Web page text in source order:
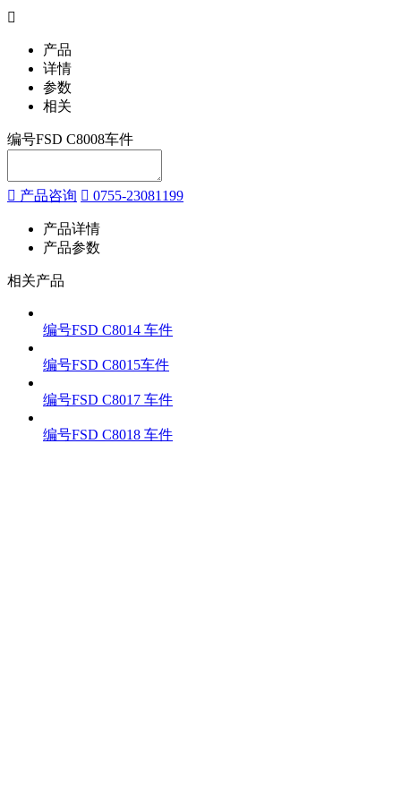
产品
详情
参数
相关
编号FSD C8008车件
产品咨询 0755-23081199
产品详情
产品参数
相关产品
编号FSD C8014 车件
编号FSD C8015车件
编号FSD C8017 车件
编号FSD C8018 车件